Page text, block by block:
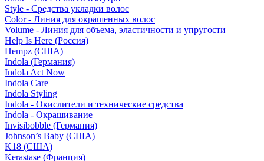
Style - Средства укладки волос
Color - Линия для окрашенных волос
Volume - Линия для объема, эластичности и упругости
Help Is Here (Россия)
Hempz (США)
Indola (Германия)
Indola Act Now
Indola Care
Indola Styling
Indola - Окислители и технические средства
Indola - Окрашивание
Invisibobble (Германия)
Johnson’s Baby (США)
K18 (США)
Kerastase (Франция)